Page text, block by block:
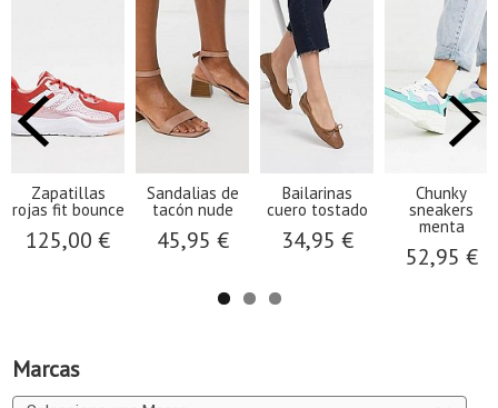
Marcas
Zapatillas
rojas fit bounce
125,00 €
Sandalias de
tacón nude
45,95 €
Bailarinas
cuero tostado
34,95 €
Chunky
sneakers
menta
52,95 €